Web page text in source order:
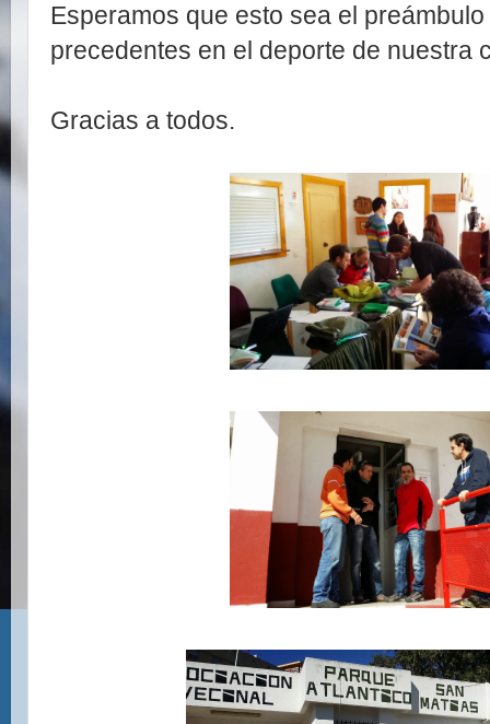
Esperamos que esto sea el
precedentes en el deporte de nuestra
Gracias a todos.